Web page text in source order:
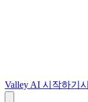
Valley AI 시작하기